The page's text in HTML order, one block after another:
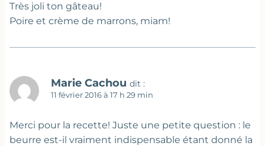
Très joli ton gâteau!
Poire et crème de marrons, miam!
Marie Cachou dit :
11 février 2016 à 17 h 29 min
Merci pour la recette! Juste une petite question : le
beurre est-il vraiment indispensable étant donné la